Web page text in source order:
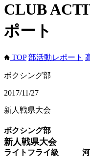
CLUB
ポート
TOP 部活動レポート
ボクシング部
2017/11/27
新人戦県大会
ボクシング部
新人戦県大会
ライトフライ級